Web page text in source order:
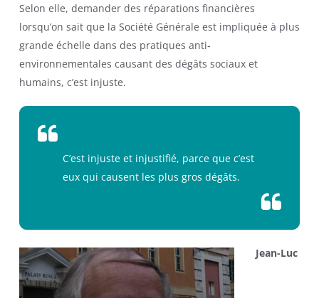
Selon elle, demander des réparations financières
lorsqu’on sait que la Société Générale est impliquée à plus
grande échelle dans des pratiques anti-
environnementales causant des dégâts sociaux et
humains, c’est injuste.
C’est injuste et injustifié, parce que c’est
eux qui causent les plus gros dégâts.
Jean-Luc